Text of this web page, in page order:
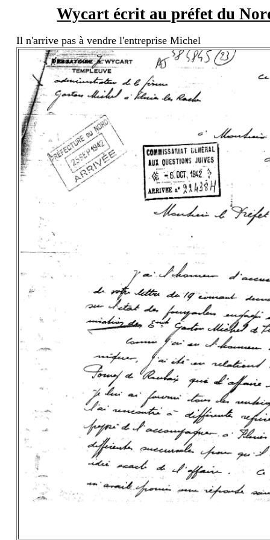
Wycart écrit au préfet du
Il n'arrive pas à vendre l'entreprise Michel